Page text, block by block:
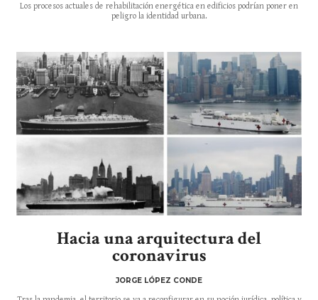
Los procesos actuales de rehabilitación energética en edificios podrían poner en
peligro la identidad urbana.
Hacia una arquitectura del
coronavirus
JORGE LÓPEZ CONDE